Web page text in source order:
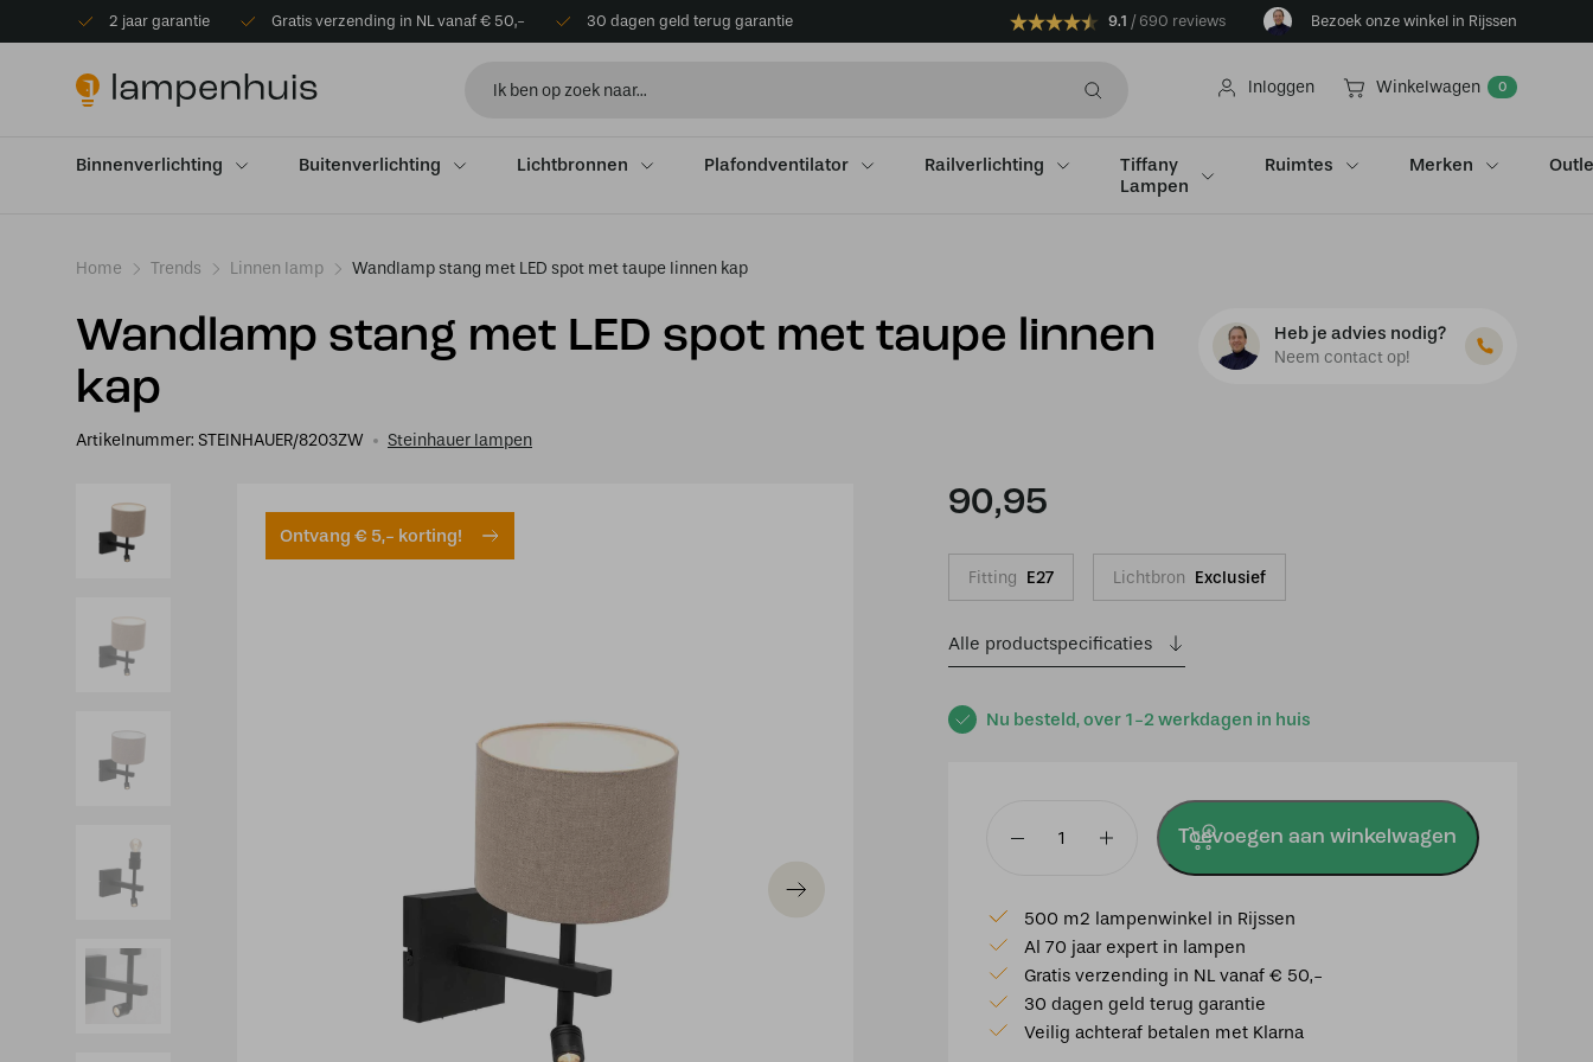
2 jaar garantie Gratis verzending in NL vanaf € 50,- 30 dagen geld terug garantie 9.1 690 reviews Bezoek onze winkel in Rijssen
Inloggen Winkelwagen 0
Binnenverlichting Buitenverlichting Lichtbronnen Plafondventilator Railverlichting
Tiffany
Lampen
Ruimtes Merken
Home Trends Linnen lamp Wandlamp stang met LED spot met taupe linnen kap
Wandlamp stang met LED spot met taupe linnen
kap
Artikelnummer: STEINHAUER/8203ZW Steinhauer lampen
Heb je advies nodig?
Neem contact op!
Ontvang € 5,- korting!
Nu besteld, over 1-2 werkdagen in huis
90,95
Fitting E27 Lichtbron Exclusief
Alle productspecificaties
Wandlamp
met
LED
spot
met
taupe
Toevoegen aan winkelwagen
500 m2 lampenwinkel in Rijssen
Al 70 jaar expert in lampen
Gratis verzending in NL vanaf € 50,-
30 dagen geld terug garantie
Veilig achteraf betalen met Klarna